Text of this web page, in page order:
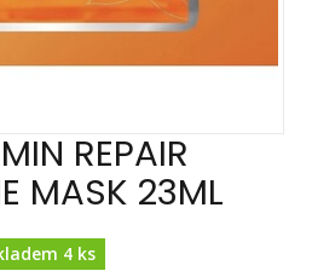
REPAIR
MASK 23ML
4 ks